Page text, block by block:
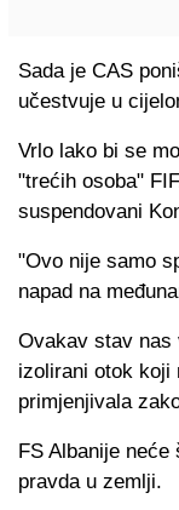
Sada je CAS
učestvuje u
Vrlo lako bi se
"trećih osoba"
suspendovani
"Ovo nije samo
napad na
Ovakav stav nas
izolirani otok koji
primjenjivala
FS Albanije
pravda u zemlji.